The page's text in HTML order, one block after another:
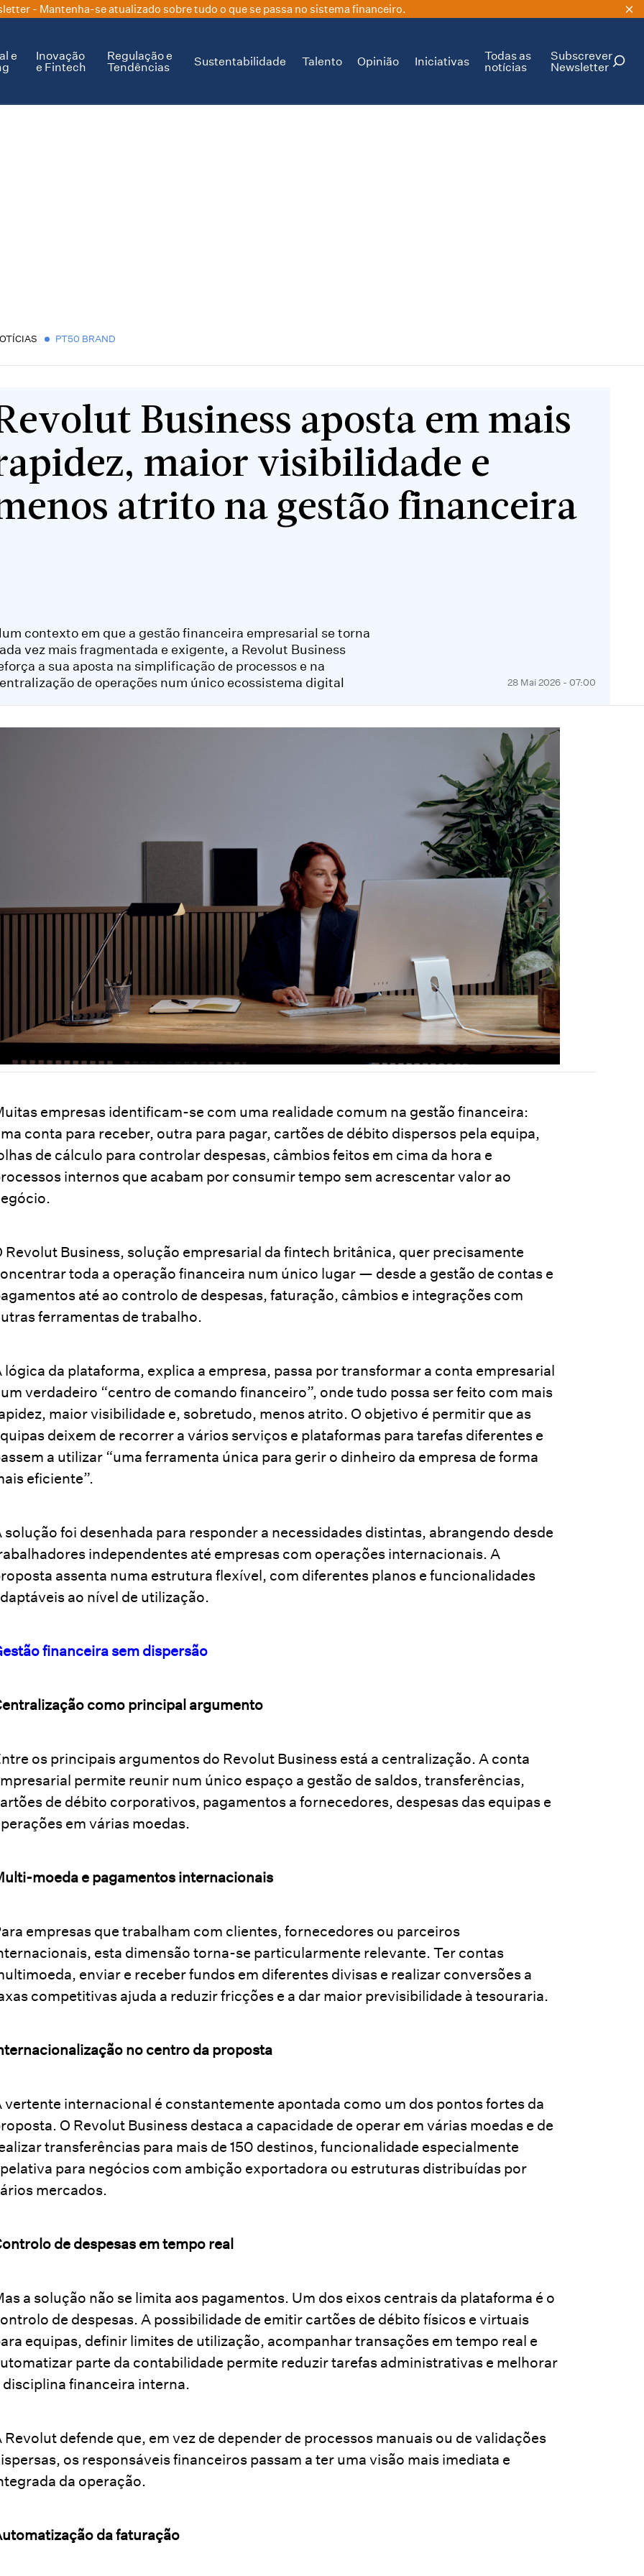
- Mantenha-se atualizado sobre tudo o que se passa no sistema financeiro.
e
Inovação
e Fintech
Regulação e
Tendências
Sustentabilidade Talento Opinião Iniciativas
Todas as
notícias
Subscrever
Newsletter
PT50 BRAND
Business aposta em mais
maior visibilidade e
atrito na gestão financeira
contexto em que a gestão financeira empresarial se torna
vez mais fragmentada e exigente, a Revolut Business
a sua aposta na simplificação de processos e na
de operações num único ecossistema digital
28 Mai 2026 - 07:00
empresas identificam-se com uma realidade comum na gestão financeira:
conta para receber, outra para pagar, cartões de débito dispersos pela equipa,
de cálculo para controlar despesas, câmbios feitos em cima da hora e
internos que acabam por consumir tempo sem acrescentar valor ao
Revolut Business, solução empresarial da fintech britânica, quer precisamente
toda a operação financeira num único lugar — desde a gestão de contas e
até ao controlo de despesas, faturação, câmbios e integrações com
ferramentas de trabalho.
lógica da plataforma, explica a empresa, passa por transformar a conta empresarial
verdadeiro “centro de comando financeiro”, onde tudo possa ser feito com mais
maior visibilidade e, sobretudo, menos atrito. O objetivo é permitir que as
deixem de recorrer a vários serviços e plataformas para tarefas diferentes e
a utilizar “uma ferramenta única para gerir o dinheiro da empresa de forma
eficiente”.
solução foi desenhada para responder a necessidades distintas, abrangendo desde
independentes até empresas com operações internacionais. A
assenta numa estrutura flexível, com diferentes planos e funcionalidades
ao nível de utilização.
financeira sem dispersão
como principal argumento
os principais argumentos do Revolut Business está a centralização. A conta
permite reunir num único espaço a gestão de saldos, transferências,
de débito corporativos, pagamentos a fornecedores, despesas das equipas e
em várias moedas.
moeda e pagamentos internacionais
empresas que trabalham com clientes, fornecedores ou parceiros
esta dimensão torna-se particularmente relevante. Ter contas
enviar e receber fundos em diferentes divisas e realizar conversões a
competitivas ajuda a reduzir fricções e a dar maior previsibilidade à tesouraria.
no centro da proposta
vertente internacional é constantemente apontada como um dos pontos fortes da
O Revolut Business destaca a capacidade de operar em várias moedas e de
transferências para mais de 150 destinos, funcionalidade especialmente
para negócios com ambição exportadora ou estruturas distribuídas por
mercados.
de despesas em tempo real
a solução não se limita aos pagamentos. Um dos eixos centrais da plataforma é o
de despesas. A possibilidade de emitir cartões de débito físicos e virtuais
equipas, definir limites de utilização, acompanhar transações em tempo real e
parte da contabilidade permite reduzir tarefas administrativas e melhorar
disciplina financeira interna.
Revolut defende que, em vez de depender de processos manuais ou de validações
os responsáveis financeiros passam a ter uma visão mais imediata e
da operação.
da faturação